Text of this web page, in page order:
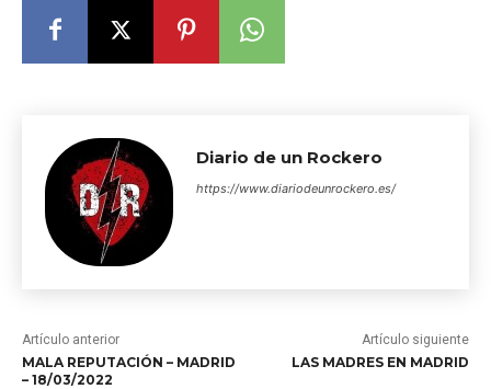
Diario de un Rockero
https://www.diariodeunrockero.es/
Artículo anterior
MALA REPUTACIÓN – MADRID
– 18/03/2022
Artículo siguiente
LAS MADRES EN MADRID